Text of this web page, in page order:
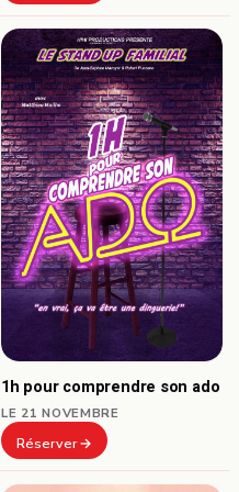
1h pour comprendre son ado
LE 21 NOVEMBRE
Réserver